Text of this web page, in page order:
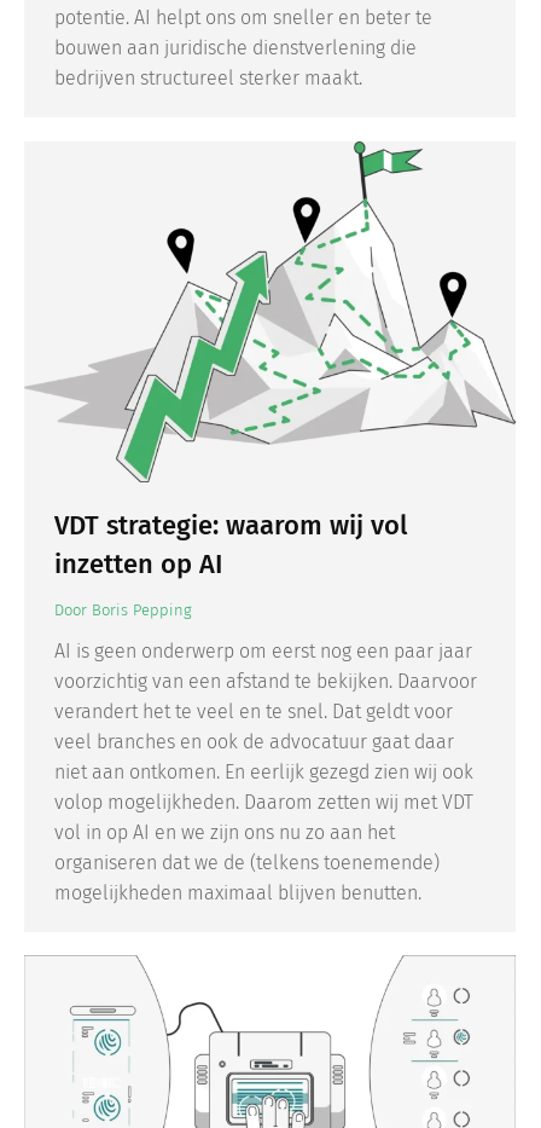
potentie. AI helpt ons om sneller en beter te
bouwen aan juridische dienstverlening die
bedrijven structureel sterker maakt.
VDT strategie: waarom wij vol
inzetten op AI
Door Boris Pepping
AI is geen onderwerp om eerst nog een paar jaar
voorzichtig van een afstand te bekijken. Daarvoor
verandert het te veel en te snel. Dat geldt voor
veel branches en ook de advocatuur gaat daar
niet aan ontkomen. En eerlijk gezegd zien wij ook
volop mogelijkheden. Daarom zetten wij met VDT
vol in op AI en we zijn ons nu zo aan het
organiseren dat we de (telkens toenemende)
mogelijkheden maximaal blijven benutten.